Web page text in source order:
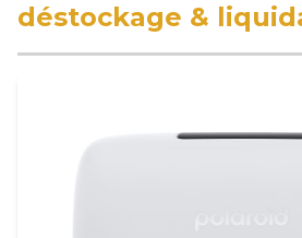
déstockage &